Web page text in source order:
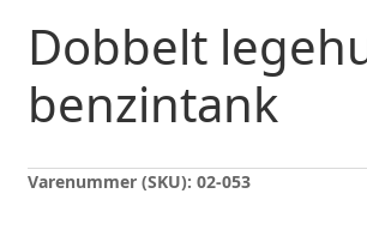
Dobbelt
benzintank
Varenummer (SKU): 02-053